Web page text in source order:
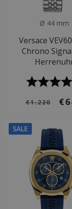
Ø 44 mm
Versace
Chrono
€1.220
SALE